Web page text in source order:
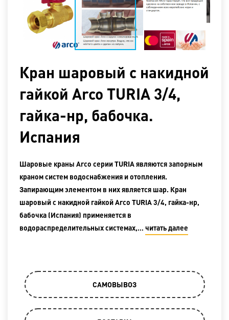
Кран шаровый с накидной
гайкой Arco TURIA 3/4,
гайка-нр, бабочка.
Испания
Шаровые краны Arco серии TURIA являются запорным
краном систем водоснабжения и отопления.
Запирающим элементом в них является шар. Кран
шаровый с накидной гайкой Arco TURIA 3/4, гайка-нр,
бабочка (Испания) применяется в
водораспределительных системах,… читать далее
САМОВЫВОЗ